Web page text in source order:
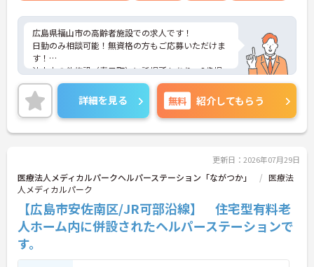
広島県福山市の高齢者施設での求人です！
日勤のみ相談可能！無資格の方もご応募いただけま
す！
法人内の他施設（春日町）に託児所もあり、3歳児
未満のお子様がいらっしゃる方はご利用いただける
環境です！
ご興味をお持ちの方は是非お問い合わせください！
詳細を見る 無料 紹介してもらう
更新日：2026年07月29日
医療法人メディカルパークヘルパーステーション「ながつか」
医療法
人メディカルパーク
【広島市安佐南区/JR可部沿線】 住宅型有料老
人ホーム内に併設されたヘルパーステーションで
す。